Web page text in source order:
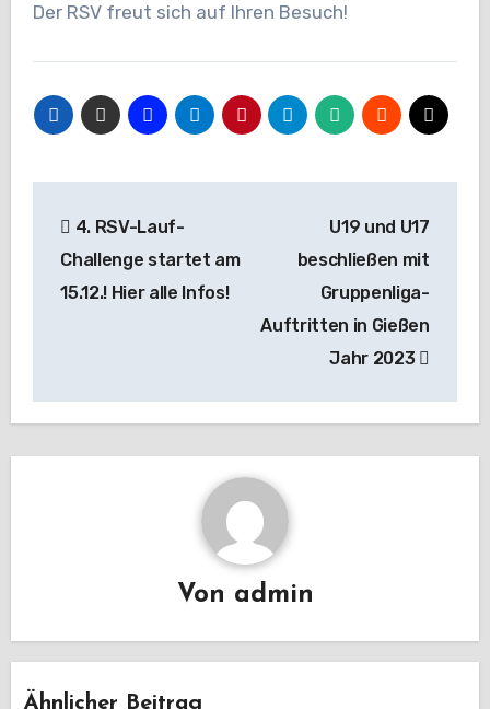
Der RSV freut sich auf Ihren Besuch!
4. RSV-Lauf-
Challenge startet am
15.12.! Hier alle Infos!
U19 und U17
beschließen mit
Gruppenliga-
Auftritten in Gießen
Jahr 2023
Von admin
Ähnlicher Beitrag